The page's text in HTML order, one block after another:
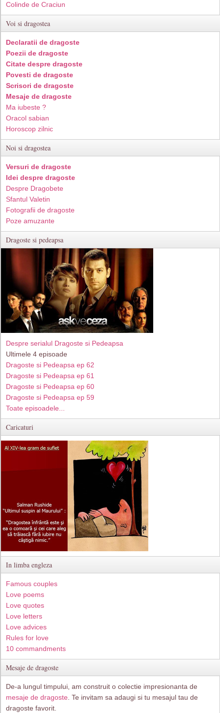
Colinde de Craciun
Voi si dragostea
Declaratii de dragoste
Poezii de dragoste
Citate despre dragoste
Povesti de dragoste
Scrisori de dragoste
Mesaje de dragoste
Ma iubeste ?
Oracol sabian
Horoscop zilnic
Noi si dragostea
Versuri de dragoste
Idei despre dragoste
Despre Dragobete
Sfantul Valetin
Fotografii de dragoste
Poze amuzante
Dragoste si pedeapsa
Despre serialul Dragoste si Pedeapsa
Ultimele 4 episoade
Dragoste si Pedeapsa ep 62
Dragoste si Pedeapsa ep 61
Dragoste si Pedeapsa ep 60
Dragoste si Pedeapsa ep 59
Toate episoadele...
Caricaturi
In limba engleza
Famous couples
Love poems
Love quotes
Love letters
Love advices
Rules for love
10 commandments
Mesaje de dragoste
De-a lungul timpului, am construit o colectie impresionanta de
mesaje de dragoste . Te invitam sa adaugi si tu mesajul tau de
dragoste favorit.